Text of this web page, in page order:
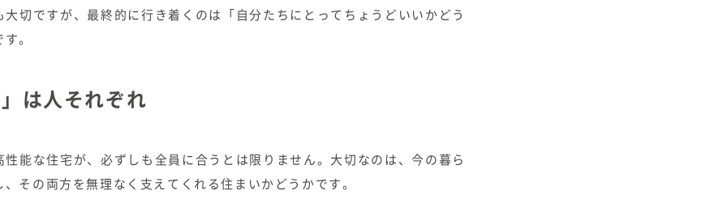
切ですが、最終的に行き着くのは「自分たちにとってちょうどいいかどう
。
は人それぞれ
能な住宅が、必ずしも全員に合うとは限りません。大切なのは、今の暮ら
その両方を無理なく支えてくれる住まいかどうかです。